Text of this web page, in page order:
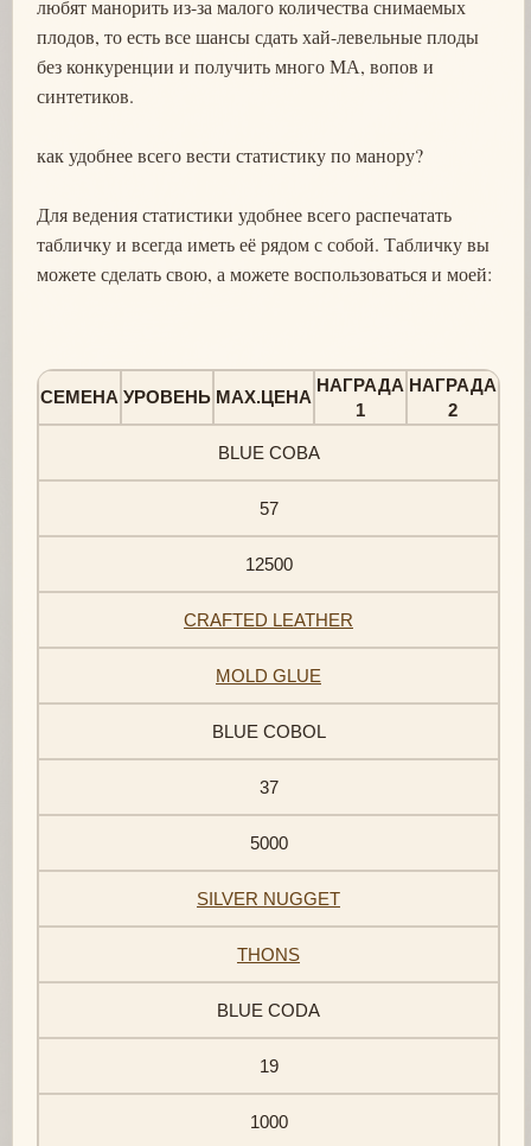
любят манорить из-за малого количества снимаемых
плодов, то есть все шансы сдать хай-левельные плоды
без конкуренции и получить много МА, вопов и
синтетиков.
как удобнее всего вести статистику по манору?
Для ведения статистики удобнее всего распечатать
табличку и всегда иметь её рядом с собой. Табличку вы
можете сделать свою, а можете воспользоваться и моей:
СЕМЕНА УРОВЕНЬ MAX.ЦЕНА
НАГРАДА
1
НАГРАДА
2
BLUE COBA
57
12500
CRAFTED LEATHER
MOLD GLUE
BLUE COBOL
37
5000
SILVER NUGGET
THONS
BLUE CODA
19
1000